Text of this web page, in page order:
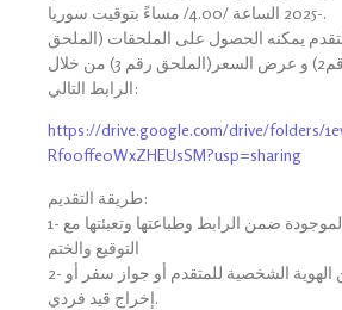
-2025 الساعة /4.00/ مساءً بتوقيت سوريا.
يمكنه الحصول على الملحقات (الملحق
رقم1)- (الملحق رقم2) و عرض السعر(الملحق رقم 3) من خلال
الرابط التالي:
https://drive.google.com/drive/folders/
Rfo0ffe0WxZHEUsSM?usp=sharing
طريقة التقديم:
1- تحميل المرفقات الموجودة ضمن الرابط وطباعتها وتعبئتها مع
التوقيع والختم
2- إرفاق صورة عن الهوية الشخصية للمتقدم أو جواز سفر أو
إخراج قيد فردي.